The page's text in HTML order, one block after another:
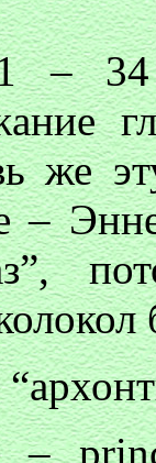
– 34
же
–